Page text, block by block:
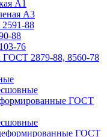
А1
А3
88
88
76
2879-88, 8560-78
ГОСТ
ГОСТ